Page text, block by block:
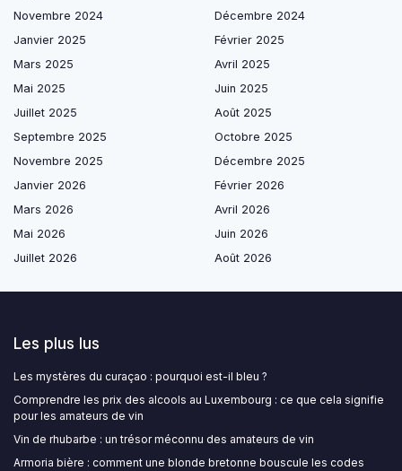
Novembre 2024
Décembre 2024
Janvier 2025
Février 2025
Mars 2025
Avril 2025
Mai 2025
Juin 2025
Juillet 2025
Août 2025
Septembre 2025
Octobre 2025
Novembre 2025
Décembre 2025
Janvier 2026
Février 2026
Mars 2026
Avril 2026
Mai 2026
Juin 2026
Juillet 2026
Août 2026
Les plus lus
Les mystères du curaçao : pourquoi est-il bleu ?
Comprendre les prix des alcools au Luxembourg : ce que cela signifie
pour les amateurs de vin
Vin de rhubarbe : un trésor méconnu des amateurs de vin
Armoria bière : comment une blonde bretonne bouscule les codes